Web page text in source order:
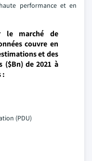
performance et en
le marché de
couvre en
et des
($Bn) de 2021 à
:
(PDU)